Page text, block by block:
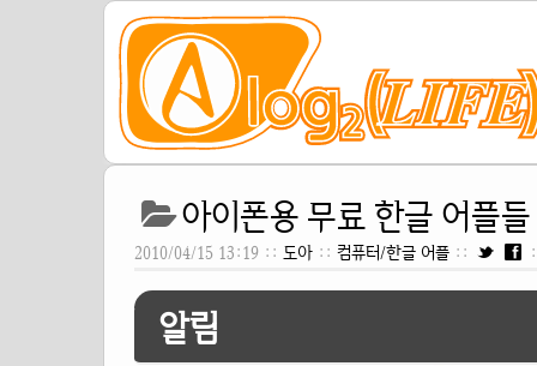
아이폰용 무료 한글 어플
2010/04/15 13:19 :: 도아 :: 컴퓨터/한글 어플 ::
알림